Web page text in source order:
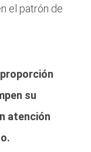
el patrón de
su
atención